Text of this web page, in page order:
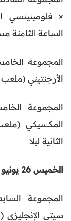
× فلومينينسي
الساعة الثامنة
المجموعة
الأرجنتيني (ملعب
المجموعة
المكسيكي
الثانية ليلا
الخميس 26 يونيو
المجموعة
سيتي الإنجليزي